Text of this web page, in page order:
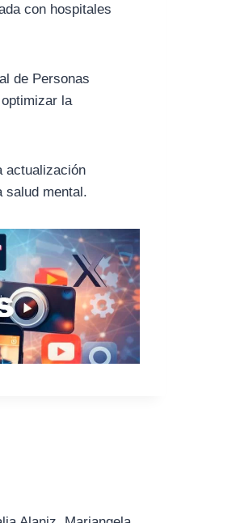
con hospitales
de Personas
la
actualización
salud mental.